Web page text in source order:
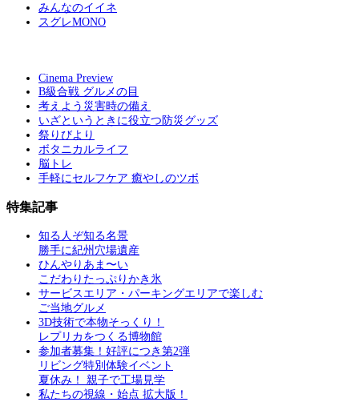
みんなのイイネ
スグレMONO
Cinema Preview
B級合戦 グルメの目
考えよう災害時の備え
いざというときに役立つ防災グッズ
祭りびより
ボタニカルライフ
脳トレ
手軽にセルフケア 癒やしのツボ
特集記事
知る人ぞ知る名景
勝手に紀州穴場遺産
ひんやりあま〜い
こだわりたっぷりかき氷
サービスエリア・パーキングエリアで楽しむ
ご当地グルメ
3D技術で本物そっくり！
レプリカをつくる博物館
参加者募集！好評につき第2弾
リビング特別体験イベント
夏休み！ 親子で工場見学
私たちの視線・始点 拡大版！